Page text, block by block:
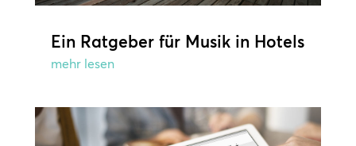
Ein Ratgeber für Musik in Hotels
mehr lesen